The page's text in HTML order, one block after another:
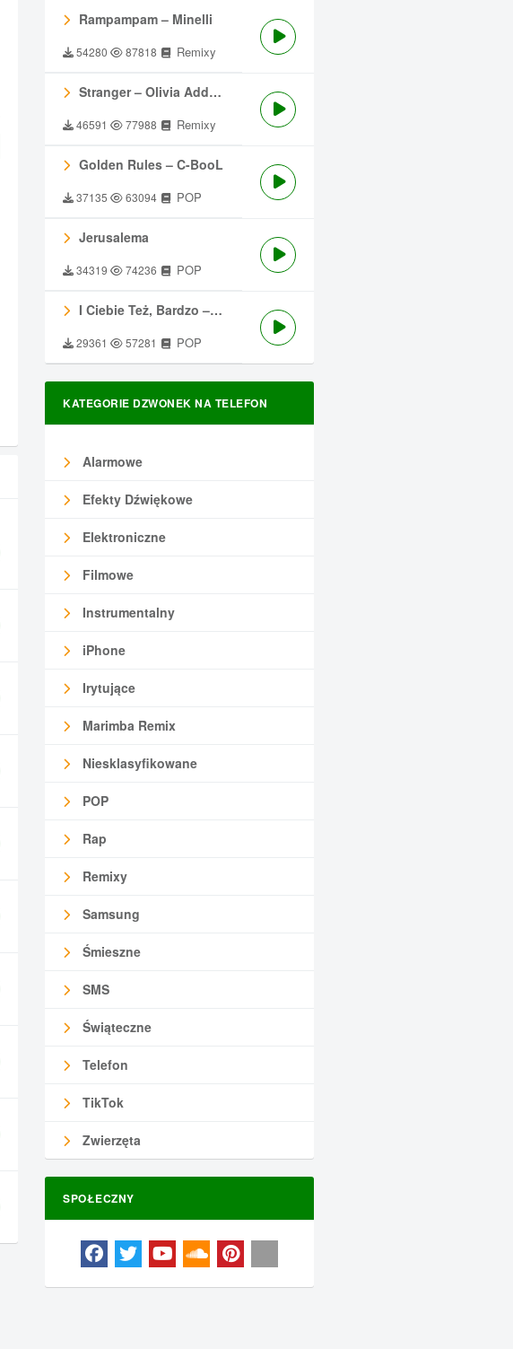
Rampampam – Minelli
54280 87818 Remixy
Stranger – Olivia Addams
46591 77988 Remixy
Golden Rules – C-BooL
37135 63094 POP
Jerusalema
34319 74236 POP
I Ciebie Też, Bardzo – Męskie Granie
29361 57281 POP
KATEGORIE DZWONEK NA TELEFON
Alarmowe
Efekty Dźwiękowe
Elektroniczne
Filmowe
Instrumentalny
iPhone
Irytujące
Marimba Remix
Niesklasyfikowane
POP
Rap
Remixy
Samsung
Śmieszne
SMS
Świąteczne
Telefon
TikTok
Zwierzęta
SPOŁECZNY